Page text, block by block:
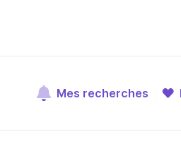
Mes recherches